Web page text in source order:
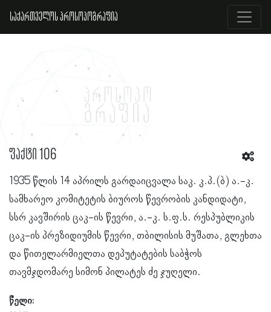
საქართველოს პროსოპოგრაფია
ფაქტი 106
1935 წლის 14 აპრილს გარდაიცვალა საკ. კ.პ.(ბ) ა.-კ.
სამხარეო კომიტეტის ბიუროს წევრობის კანდიდატი,
სსრ კავშირის ცაკ-ის წევრი, ა.-კ. ს.ფ.ს. რესპუბლიკის
ცაკ-ის პრეზიდიუმის წევრი, თბილისის მუშათა, გლეხთა
და წითელარმიელთა დეპუტატების საბჭოს
თავმჯდომარე სიმონ პილატეს ძე ჯუღელი.
წელი: